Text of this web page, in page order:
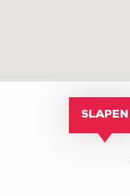
SLAPEN